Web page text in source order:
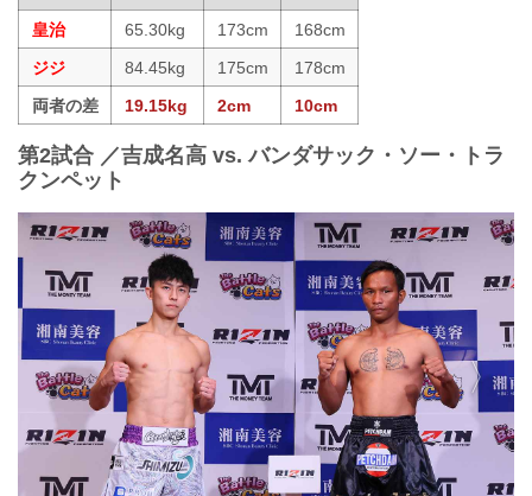
皇治
65.30kg 173cm
168cm
ジジ
84.45kg 175cm
178cm
両者の差
19.15kg 2cm 10cm
第2試合 ／吉成名高 vs. バンダサック・ソー・トラ
クンペット